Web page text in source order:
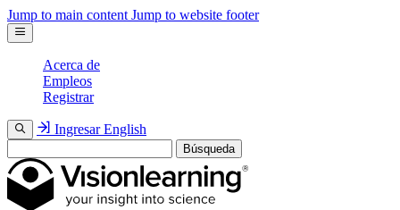
Jump to main content Jump to website footer
Acerca de
Empleos
Registrar
Ingresar English
Búsqueda